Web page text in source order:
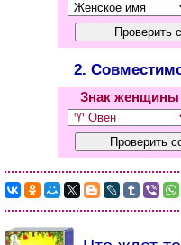
2.
Знак женщины